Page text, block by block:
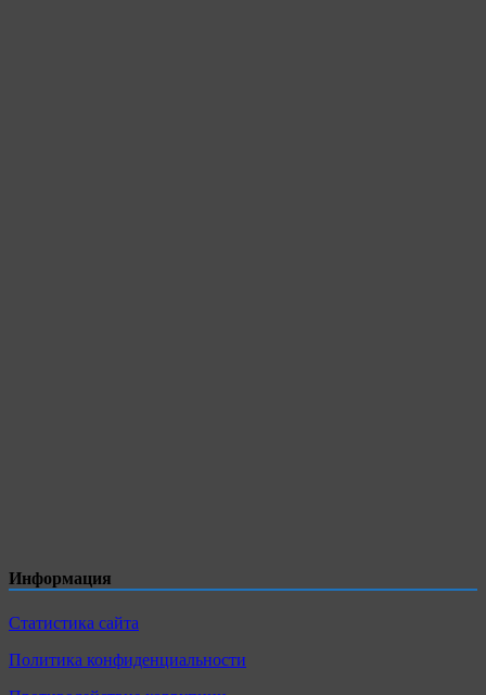
Информация
Статистика сайта
Политика конфиденциальности